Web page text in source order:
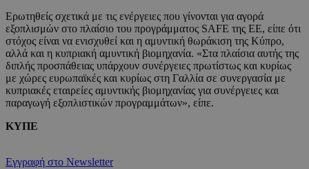
Ερωτηθείς σχετικά με τις ενέργειες που γίνονται για αγορά
εξοπλισμών στο πλαίσιο του προγράμματος SAFE της ΕΕ, είπε ότι
στόχος είναι να ενισχυθεί και η αμυντική θωράκιση της Κύπρο,
αλλά και η κυπριακή αμυντική βιομηχανία. «Στα πλαίσια αυτής της
διπλής προσπάθειας υπάρχουν συνέργειες πρωτίστως και κυρίως
με χώρες ευρωπαϊκές και κυρίως στη Γαλλία σε συνεργασία με
κυπριακές εταιρείες αμυντικής βιομηχανίας για συνέργειες και
παραγωγή εξοπλιστικών προγραμμάτων», είπε.
ΚΥΠΕ
Εγγραφή στο Newsletter